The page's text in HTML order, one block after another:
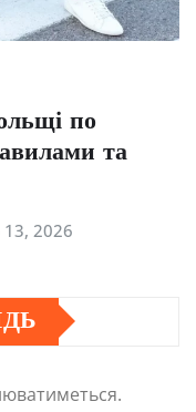
по
та
2026